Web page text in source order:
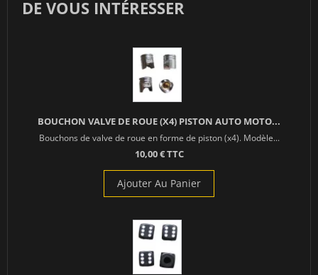
DE VOUS INTÉRESSER
BOUCHON VALVE DE ROUE (X4) PISTON AUTO MOTO...
Bouchons de valve de roue en forme de piston (x4). Modèle...
10,00 € TTC
Ajouter Au Panier